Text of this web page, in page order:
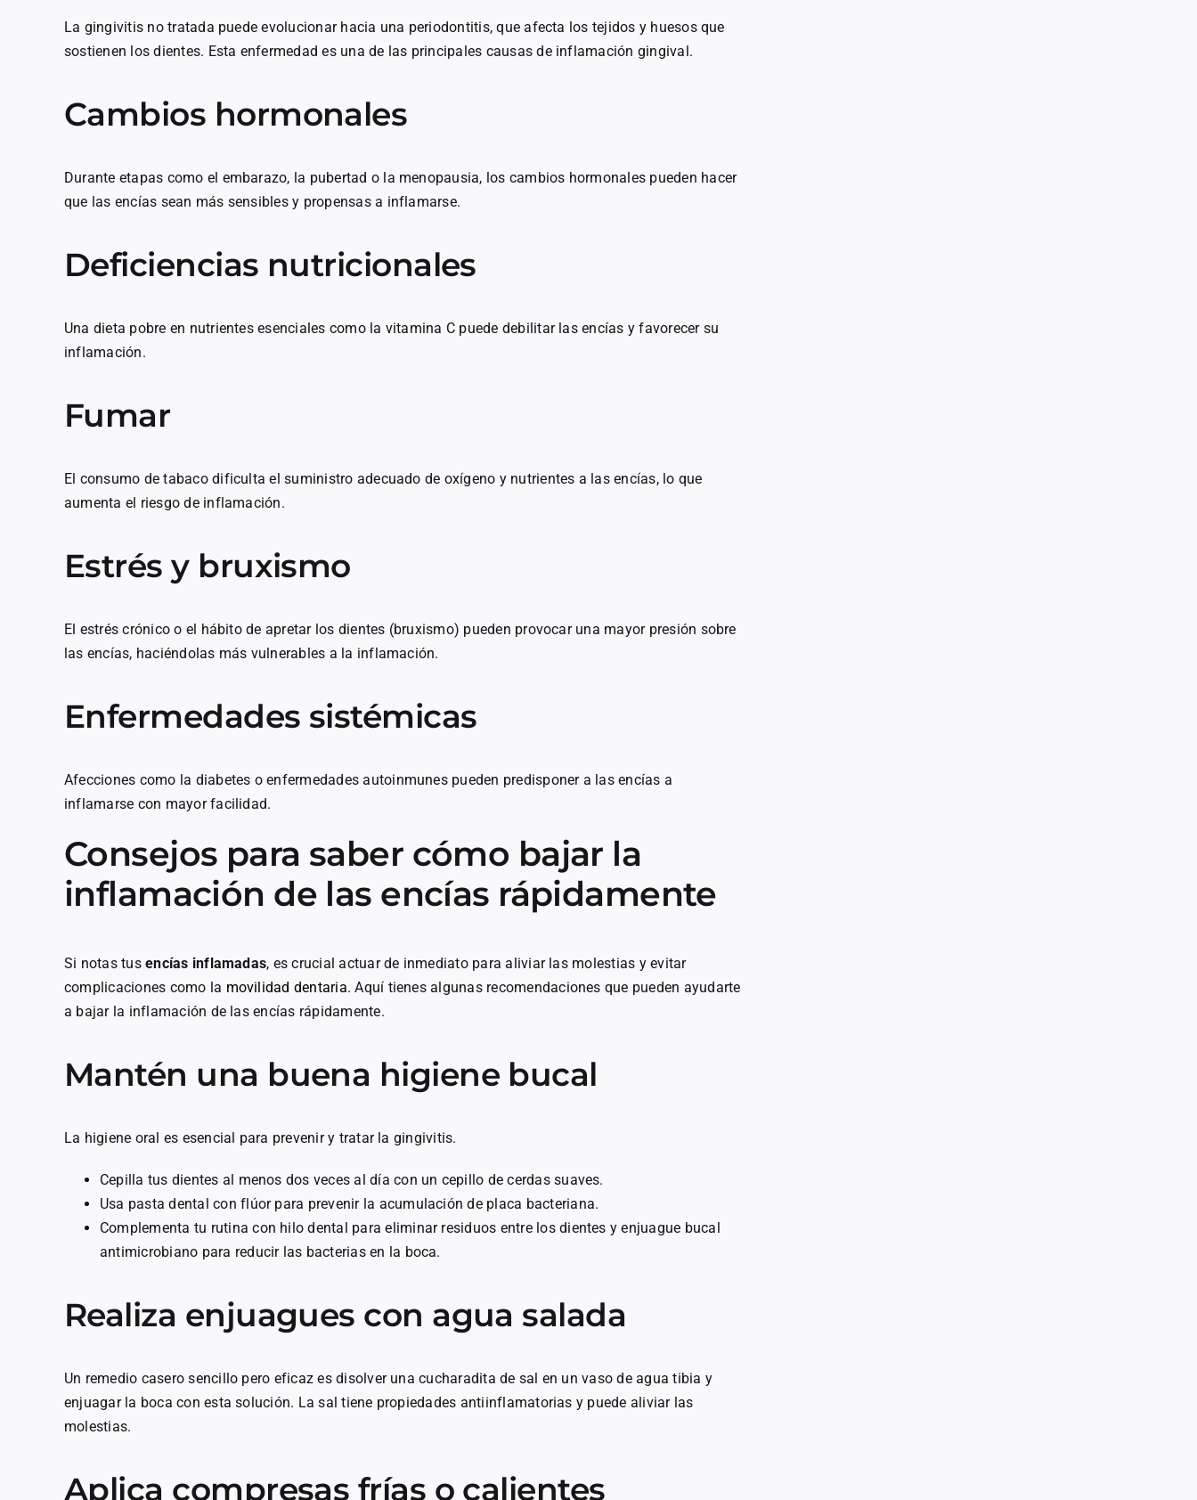
La gingivitis no tratada puede evolucionar hacia una periodontitis, que afecta los tejidos y huesos que
sostienen los dientes. Esta enfermedad es una de las principales causas de inflamación gingival.
Cambios hormonales
Durante etapas como el embarazo, la pubertad o la menopausia, los cambios hormonales pueden hacer
que las encías sean más sensibles y propensas a inflamarse.
Deficiencias nutricionales
Una dieta pobre en nutrientes esenciales como la vitamina C puede debilitar las encías y favorecer su
inflamación.
Fumar
El consumo de tabaco dificulta el suministro adecuado de oxígeno y nutrientes a las encías, lo que
aumenta el riesgo de inflamación.
Estrés y bruxismo
El estrés crónico o el hábito de apretar los dientes (bruxismo) pueden provocar una mayor presión sobre
las encías, haciéndolas más vulnerables a la inflamación.
Enfermedades sistémicas
Afecciones como la diabetes o enfermedades autoinmunes pueden predisponer a las encías a
inflamarse con mayor facilidad.
Consejos para saber cómo bajar la
inflamación de las encías rápidamente
Si notas tusencías inflamadas, es crucial actuar de inmediato para aliviar las molestias y evitar
complicaciones como la movilidad dentaria. Aquí tienes algunas recomendaciones que pueden ayudarte
a bajar la inflamación de las encías rápidamente.
Mantén una buena higiene bucal
La higiene oral es esencial para prevenir y tratar la gingivitis.
Cepilla tus dientes al menos dos veces al día con un cepillo de cerdas suaves.
Usa pasta dental con flúor para prevenir la acumulación de placa bacteriana.
Complementa tu rutina con hilo dental para eliminar residuos entre los dientes y enjuague bucal
antimicrobiano para reducir las bacterias en la boca.
Realiza enjuagues con agua salada
Un remedio casero sencillo pero eficaz es disolver una cucharadita de sal en un vaso de agua tibia y
enjuagar la boca con esta solución. La sal tiene propiedades antiinflamatorias y puede aliviar las
molestias.
Aplica compresas frías o calientes